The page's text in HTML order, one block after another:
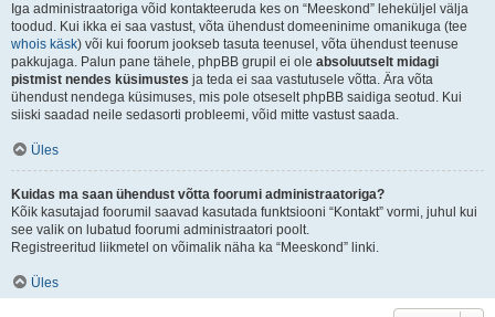
Iga administraatoriga võid kontakteeruda kes on “Meeskond” leheküljel välja
toodud. Kui ikka ei saa vastust, võta ühendust domeeninime omanikuga (tee
whois käsk) või kui foorum jookseb tasuta teenusel, võta ühendust teenuse
pakkujaga. Palun pane tähele, phpBB grupil ei ole absoluutselt midagi
pistmist nendes küsimustes ja teda ei saa vastutusele võtta. Ära võta
ühendust nendega küsimuses, mis pole otseselt phpBB saidiga seotud. Kui
siiski saadad neile sedasorti probleemi, võid mitte vastust saada.
Üles
Kuidas ma saan ühendust võtta foorumi administraatoriga?
Kõik kasutajad foorumil saavad kasutada funktsiooni “Kontakt” vormi, juhul kui
see valik on lubatud foorumi administraatori poolt.
Registreeritud liikmetel on võimalik näha ka “Meeskond” linki.
Üles